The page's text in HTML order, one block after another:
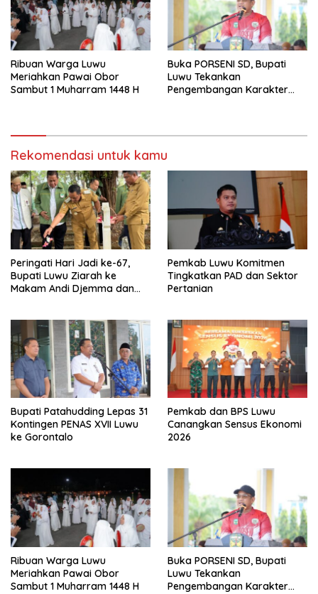
Ribuan Warga Luwu
Meriahkan Pawai Obor
Sambut 1 Muharram 1448 H
Buka PORSENI SD, Bupati
Luwu Tekankan
Pengembangan Karakter
Rekomendasi untuk kamu
Peringati Hari Jadi ke-67,
Bupati Luwu Ziarah ke
Makam Andi Djemma dan
Pemkab Luwu Komitmen
Tingkatkan PAD dan Sektor
Pertanian
Bupati Patahudding Lepas 31
Kontingen PENAS XVII Luwu
ke Gorontalo
Pemkab dan BPS Luwu
Canangkan Sensus Ekonomi
2026
Ribuan Warga Luwu
Meriahkan Pawai Obor
Sambut 1 Muharram 1448 H
Buka PORSENI SD, Bupati
Luwu Tekankan
Pengembangan Karakter